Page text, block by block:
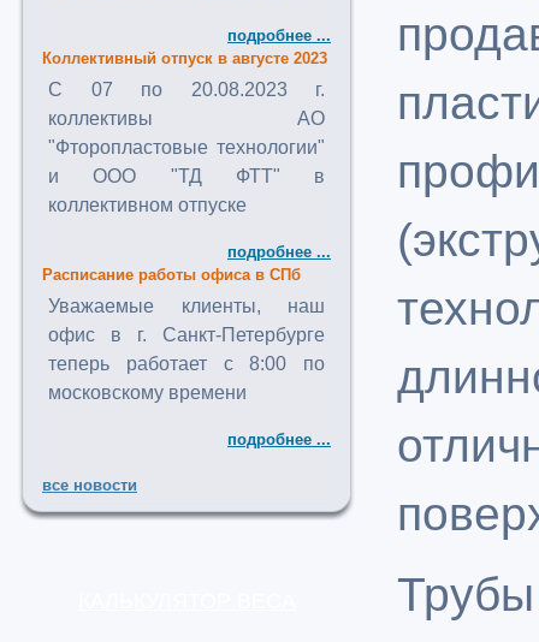
подробнее ...
Коллективный отпуск в августе 2023
C 07 по 20.08.2023 г.
коллективы АО
"Фторопластовые технологии"
и ООО "ТД ФТТ" в
коллективном отпуске
подробнее ...
Расписание работы офиса в СПб
Уважаемые клиенты, наш
офис в г. Санкт-Петербурге
теперь работает с 8:00 по
московскому времени
подробнее ...
все новости